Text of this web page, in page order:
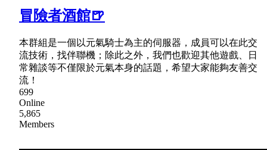
冒險者酒館🍺
本群組是一個以元氣騎士為主的伺服器，成員可以在此交
流技術，找伴聯機；除此之外，我們也歡迎其他遊戲、日
常雜談等不僅限於元氣本身的話題，希望大家能夠友善交
流！
699
Online
5,865
Members